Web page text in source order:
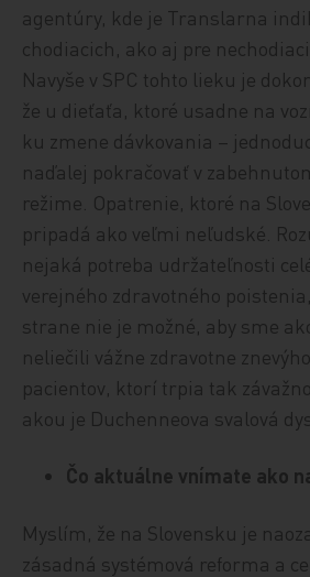
agentúry, kde je Translarna
chodiacich, ako aj pre
Navyše v SPC tohto lieku je
že u dieťaťa, ktoré usadne na
ku zmene dávkovania –
naďalej pokračovať v
režime. Opatrenie, ktoré na
pripadá ako veľmi neľudské.
nejaká potreba udržateľnosti
verejného zdravotného
strane nie je možné, aby sme
neliečili vážne zdravotne
pacientov, ktorí trpia tak
akou je Duchenneova svalová
Čo aktuálne vnímate ako
Myslím, že na Slovensku je
zásadná systémová reforma a